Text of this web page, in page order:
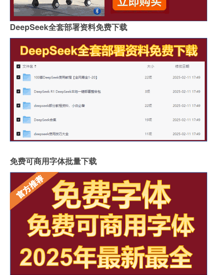
DeepSeek全套部署资料免费下载
免费可商用字体批量下载